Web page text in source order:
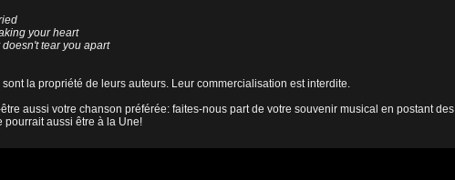
your heart
tear you apart
la propriété de leurs auteurs. Leur commercialisation est interdite.
aussi votre chanson préférée: faites-nous part de votre souvenir musical en postant des
pourrait aussi être à la Une!